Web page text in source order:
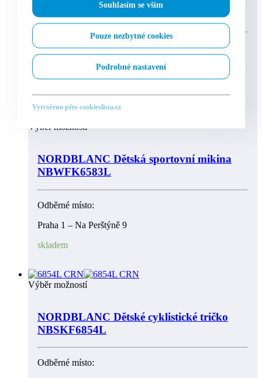
NBFKS6567L-S
Odběrné místo:
Praha 1 – Na Perštýně 9
Výběr možností
NORDBLANC Dětská sportovní mikina
NBWFK6583L
Odběrné místo:
Praha 1 – Na Perštýně 9
skladem
Výběr možností
NORDBLANC Dětské cyklistické tričko
NBSKF6854L
Odběrné místo:
Souhlasím se vším
Pouze nezbytné cookies
Podrobné nastavení
Vytvořeno přes cookieslista.cz